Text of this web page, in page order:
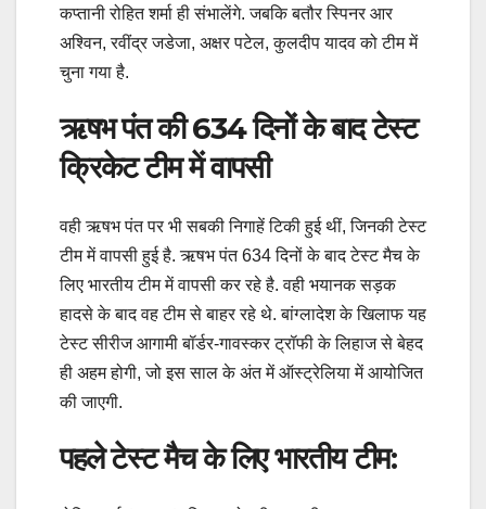
कप्तानी रोहित शर्मा ही संभालेंगे. जबकि बतौर स्पिनर आर
अश्विन, रवींद्र जडेजा, अक्षर पटेल, कुलदीप यादव को टीम में
चुना गया है.
ऋषभ पंत की 634 दिनों के बाद टेस्ट
क्रिकेट टीम में वापसी
वही ऋषभ पंत पर भी सबकी निगाहें टिकी हुई थीं, जिनकी टेस्ट
टीम में वापसी हुई है. ऋषभ पंत 634 दिनों के बाद टेस्ट मैच के
लिए भारतीय टीम में वापसी कर रहे है. वही भयानक सड़क
हादसे के बाद वह टीम से बाहर रहे थे. बांग्लादेश के खिलाफ यह
टेस्ट सीरीज आगामी बॉर्डर-गावस्कर ट्रॉफी के ल‍िहाज से बेहद
ही अहम होगी, जो इस साल के अंत में ऑस्ट्रेलिया में आयोजित
की जाएगी.
पहले टेस्ट मैच के लिए भारतीय टीम: